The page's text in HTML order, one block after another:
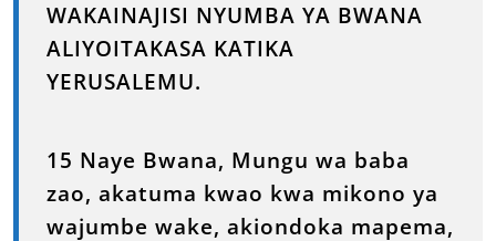
WAKAINAJISI NYUMBA YA BWANA
ALIYOITAKASA KATIKA
YERUSALEMU.
15 Naye Bwana, Mungu wa baba
zao, akatuma kwao kwa mikono ya
wajumbe wake, akiondoka mapema,